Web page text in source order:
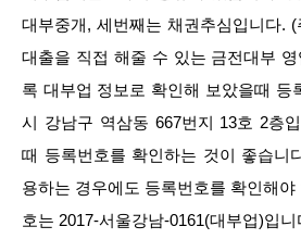
대부중개, 세번째는 채권추심입니다.
대출을 직접 해줄 수 있는 금전대부
록 대부업 정보로 확인해 보았을때 등
시 강남구 역삼동 667번지 13호 2층
때 등록번호를 확인하는 것이 좋습니
용하는 경우에도 등록번호를 확인해
호는 2017-서울강남-0161(대부업)입니